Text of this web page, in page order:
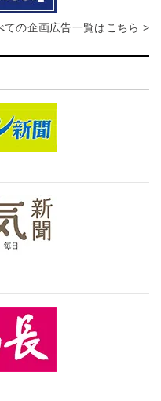
ての企画広告一覧はこちら >